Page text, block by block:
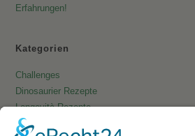
Erfahrungen!
Kategorien
Challenges
Dinosaurier Rezepte
Longevità Rezepte
Pfannkuchen & Co.